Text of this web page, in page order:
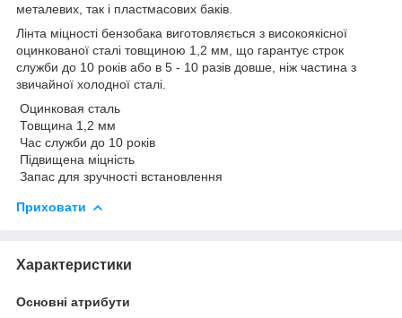
металевих, так і пластмасових баків.
Лінта міцності бензобака виготовляється з високоякісної
оцинкованої сталі товщиною 1,2 мм, що гарантує строк
служби до 10 років або в 5 - 10 разів довше, ніж частина з
звичайної холодної сталі.
Оцинковая сталь
Товщина 1,2 мм
Час служби до 10 років
Підвищена міцність
Запас для зручності встановлення
Приховати
Характеристики
Основні атрибути